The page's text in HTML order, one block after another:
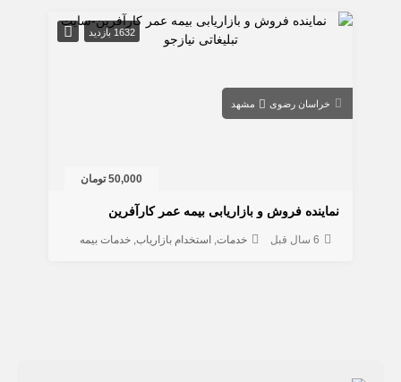
1632 بازدید
خراسان رضوی مشهد
50,000 تومان
نماینده فروش و بازاریابی بیمه عمر کارآفرین
6 سال قبل خدمات استخدام بازاریاب خدمات بیمه